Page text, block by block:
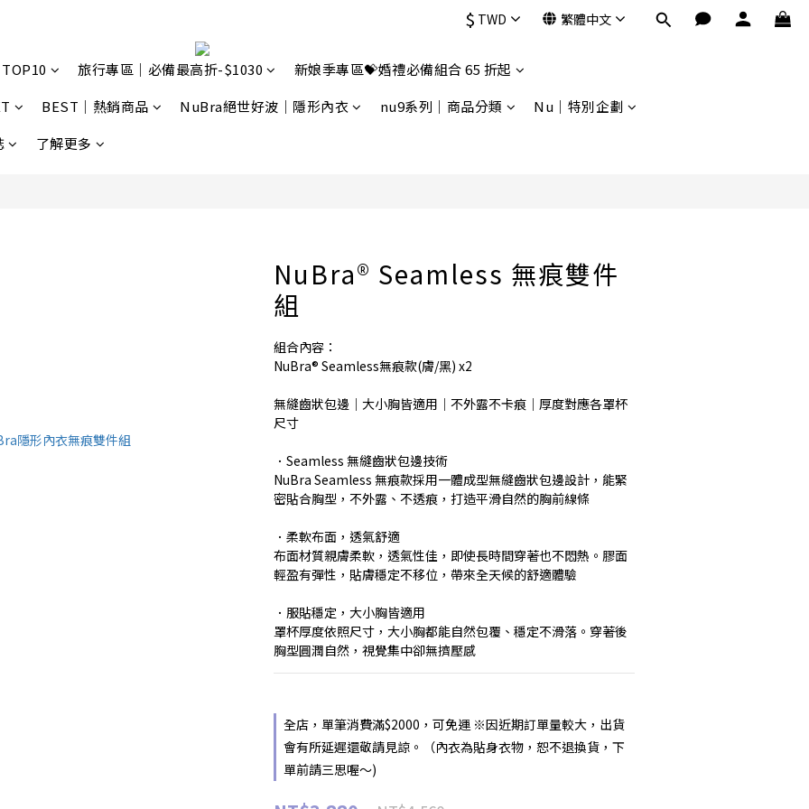
$ TWD 繁體中文
旅行專區｜必備最高折-$1030
新娘季專區💝婚禮必備組合 65 折起
BEST｜熱銷商品 NuBra絕世好波｜隱形內衣 nu9系列｜商品分類
Nu｜特別企劃
了解更多
NuBra® Seamless 無痕雙件
組
組合內容：
NuBra® Seamless無痕款(膚/黑) x2
無縫齒狀包邊｜大小胸皆適用｜不外露不卡痕｜厚度對應各罩杯
尺寸
．Seamless 無縫齒狀包邊技術
NuBra Seamless 無痕款採用一體成型無縫齒狀包邊設計，能緊
密貼合胸型，不外露、不透痕，打造平滑自然的胸前線條
．柔軟布面，透氣舒適
布面材質親膚柔軟，透氣性佳，即使長時間穿著也不悶熱。膠面
輕盈有彈性，貼膚穩定不移位，帶來全天候的舒適體驗
．服貼穩定，大小胸皆適用
罩杯厚度依照尺寸，大小胸都能自然包覆、穩定不滑落。穿著後
胸型圓潤自然，視覺集中卻無擠壓感
全店，單筆消費滿$2000，可免運 ※因近期訂單量較大，出貨
會有所延遲還敬請見諒。（內衣為貼身衣物，恕不退換貨，下
單前請三思喔～)